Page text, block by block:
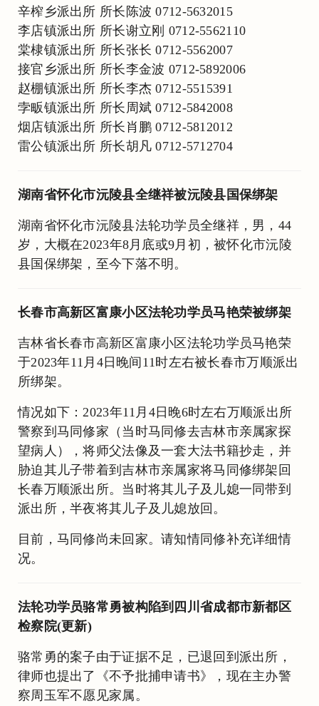
辛榨乡派出所 所长陈波 0712-5632015
李店镇派出所 所长谢立刚 0712-5562110
棠棣镇派出所 所长张长 0712-5562007
接官乡派出所 所长李金波 0712-5892006
赵棚镇派出所 所长李杰 0712-5515391
孛畈镇派出所 所长周斌 0712-5842008
烟店镇派出所 所长肖鹏 0712-5812012
雷公镇派出所 所长胡凡 0712-5712704
湖南省怀化市沅陵县全继祥被沅陵县国保绑架
湖南省怀化市沅陵县法轮功学员全继祥，男，44
岁，大概在2023年8月底或9月初，被怀化市沅陵
县国保绑架，至今下落不明。
长春市高新区富康小区法轮功学员马艳荣被绑架
吉林省长春市高新区富康小区法轮功学员马艳荣
于2023年11月4日晚间11时左右被长春市万顺派出
所绑架。
情况如下：2023年11月4日晚6时左右万顺派出所
警察到马同修家（当时马同修去吉林市亲属家探
望病人），将师父法像及一套大法书籍抄走，并
胁迫其儿子带着到吉林市亲属家将马同修绑架回
长春万顺派出所。当时将其儿子及儿媳一同带到
派出所，半夜将其儿子及儿媳放回。
目前，马同修尚未回家。请知情同修补充详细情
况。
法轮功学员骆常勇被构陷到四川省成都市新都区
检察院(更新)
骆常勇的案子由于证据不足，已退回到派出所，
律师也提出了《不予批捕申请书》，现在主办警
察周玉军不愿见家属。